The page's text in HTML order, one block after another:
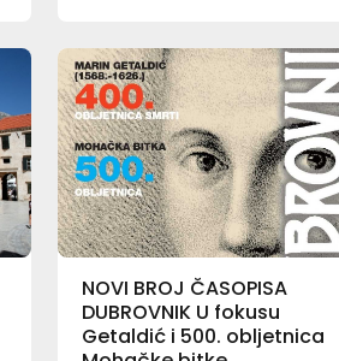
NOVI BROJ ČASOPISA
DUBROVNIK U fokusu
Getaldić i 500. obljetnica